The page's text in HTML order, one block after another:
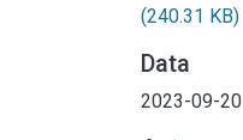
(240.31 KB)
Data
2023-09-20